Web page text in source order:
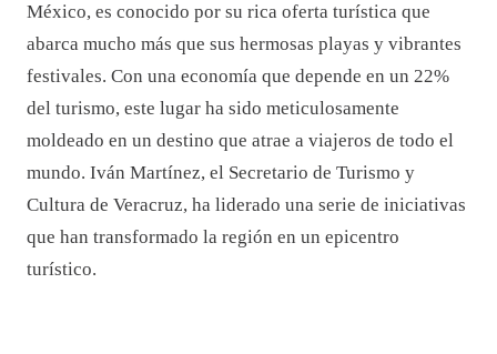
México, es conocido por su rica oferta turística que
abarca mucho más que sus hermosas playas y vibrantes
festivales. Con una economía que depende en un 22%
del turismo, este lugar ha sido meticulosamente
moldeado en un destino que atrae a viajeros de todo el
mundo. Iván Martínez, el Secretario de Turismo y
Cultura de Veracruz, ha liderado una serie de iniciativas
que han transformado la región en un epicentro
turístico.